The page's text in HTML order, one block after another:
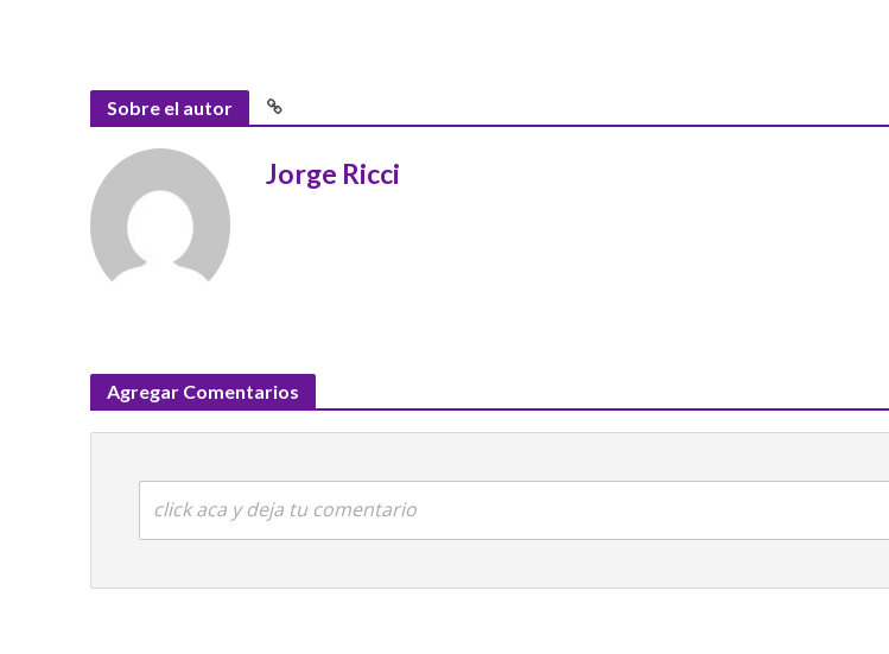
Sobre el autor
Jorge Ricci
Agregar Comentarios
click aca y deja tu comentario